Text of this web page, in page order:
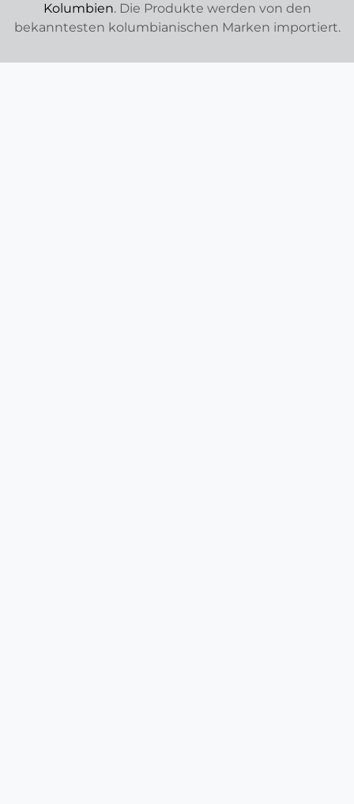
Kolumbien. Die Produkte werden von den
bekanntesten kolumbianischen Marken importiert.